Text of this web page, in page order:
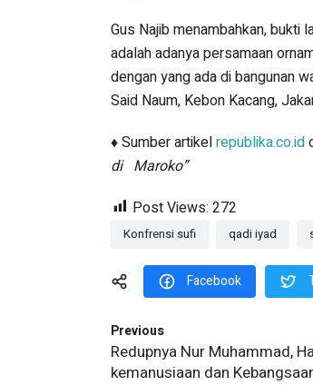
Gus Najib menambahkan, bukti
adalah adanya persamaan
dengan yang ada di bangunan
Said Naum, Kebon Kacang,
♦ Sumber artikelrepublika.co.id
di Maroko”
Post Views: 272
Konfrensi sufi qadi iyad
Facebook
Previous
Redupnya Nur Muhammad,
kemanusiaan dan